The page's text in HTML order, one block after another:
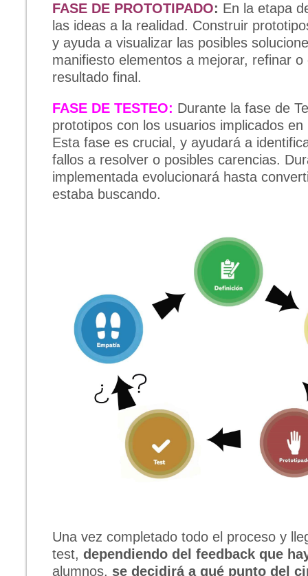
FASE DE PROTOTIPADO: En la etapa
las ideas a la realidad. Construir
y ayuda a visualizar las posibles
manifiesto elementos a mejorar, refinar
resultado final.
FASE DE TESTEO: Durante la fase de
prototipos con los usuarios implicados
Esta fase es crucial, y ayudará a
fallos a resolver o posibles carencias.
implementada evolucionará hasta
estaba buscando.
Una vez completado todo el proceso y
test, dependiendo del feedback que
alumnos, se decidirá a qué punto del